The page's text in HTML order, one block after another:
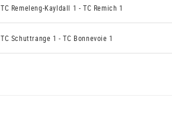
TC Remeleng-Kayldall 1 -TC Remich 1
TC Schuttrange 1-TC Bonnevoie 1